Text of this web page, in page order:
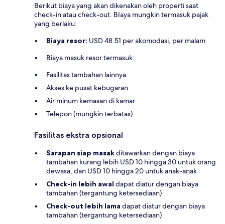
Berikut biaya yang akan dikenakan oleh properti saat
check-in atau check-out. BIaya mungkin termasuk pajak
yang berlaku:
Biaya resor: USD 48.51 per akomodasi, per malam
Biaya masuk resor termasuk:
Fasilitas tambahan lainnya
Akses ke pusat kebugaran
Air minum kemasan di kamar
Telepon (mungkin terbatas)
Fasilitas ekstra opsional
Sarapan siap masakditawarkan dengan biaya
tambahan kurang lebih USD 10 hingga 30 untuk orang
dewasa, dan USD 10 hingga 20 untuk anak-anak
Check-in lebih awal dapat diatur dengan biaya
tambahan (tergantung ketersediaan)
Check-out lebih lama dapat diatur dengan biaya
tambahan (tergantung ketersediaan)